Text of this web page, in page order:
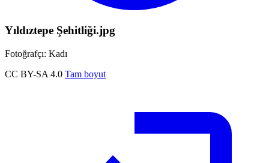
Yıldıztepe Şehitliği.jpg
Fotoğrafçı: Kadı
CC BY-SA 4.0 Tam boyut